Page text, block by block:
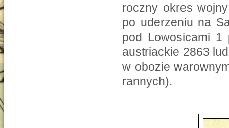
roczny okres
po uderzeniu na
pod Lowosicami 1
austriackie 2863
w obozie
rannych).